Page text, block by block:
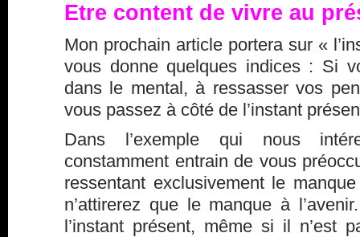
Etre content de vivre au
Mon prochain article portera sur «
vous donne quelques indices : Si
dans le mental, à ressasser vos
vous passez à côté de l’instant
Dans l’exemple qui nous
constamment entrain de vous
ressentant exclusivement le
n’attirerez que le manque à
l’instant présent, même si il n’est